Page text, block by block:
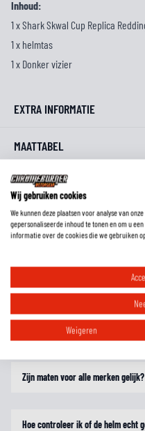
Inhoud:
1 x Shark Skwal Cup Replica
1 x helmtas
1 x Donker vizier
EXTRA INFORMATIE
MAATTABEL
REVIEWS
FAQ
Wat zijn de verschillende
Zijn maten voor alle merken gelijk?
Hoe controleer ik of de helm echt
Wij gebruiken cookies
We kunnen deze plaatsen voor analyse van
gepersonaliseerde inhoud te tonen en om u
informatie over de cookies die we gebruiken
Weigeren